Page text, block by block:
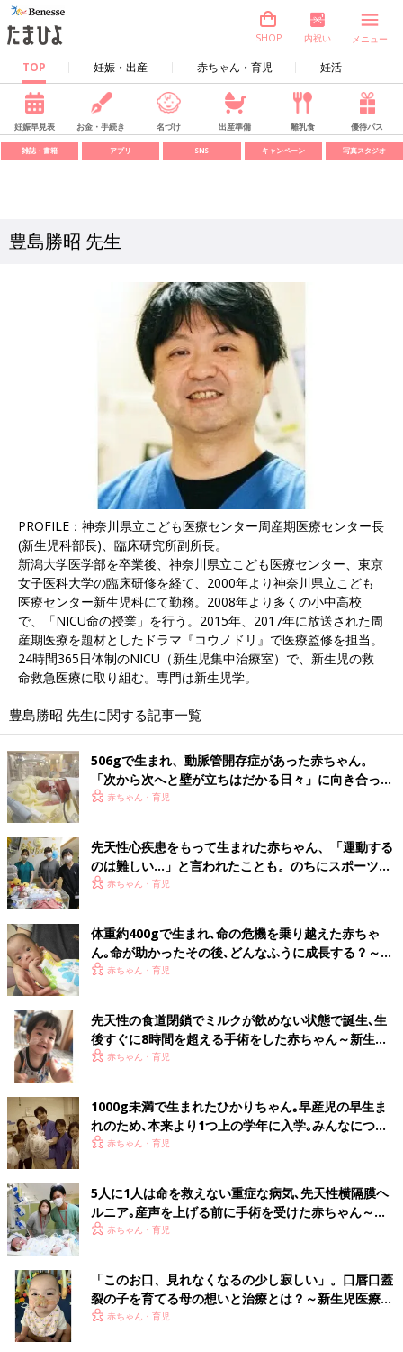
TOP 妊娠・出産 赤ちゃん・育児 妊活
SHOP 内祝い メニュー
妊娠早見表 お金・手続き 名づけ 出産準備 離乳食 優待パス
雑誌・書籍 アプリ SNS キャンペーン 写真スタジオ
豊島勝昭 先生
PROFILE：神奈川県立こども医療センター周産期医療センター長
(新生児科部長)、臨床研究所副所長。
新潟大学医学部を卒業後、神奈川県立こども医療センター、東京
女子医科大学の臨床研修を経て、2000年より神奈川県立こども
医療センター新生児科にて勤務。2008年より多くの小中高校
で、「NICU命の授業」を行う。2015年、2017年に放送された周
産期医療を題材としたドラマ『コウノドリ』で医療監修を担当。
24時間365日体制のNICU（新生児集中治療室）で、新生児の救
命救急医療に取り組む。専門は新生児学。
豊島勝昭 先生に関する記事一覧
506gで生まれ、動脈管開存症があった赤ちゃん。
「次から次へと壁が立ちはだかる日々」に向き合った
両親～新生児医療の現場から～【新生児科医･豊島勝
赤ちゃん・育児
先天性心疾患をもって生まれた赤ちゃん、「運動する
のは難しい…」と言われたことも。のちにスポーツ選
手に～新生児医療の現場から～【新生児科医･豊島勝
赤ちゃん・育児
体重約400gで生まれ､命の危機を乗り越えた赤ちゃ
ん｡命が助かったその後､どんなふうに成長する？～新
生児医療の現場から～【新生児科医・豊島勝昭】
赤ちゃん・育児
先天性の食道閉鎖でミルクが飲めない状態で誕生､生
後すぐに8時間を超える手術をした赤ちゃん～新生児
医療の現場から～【新生児科医･豊島勝昭】
赤ちゃん・育児
1000g未満で生まれたひかりちゃん｡早産児の早生ま
れのため､本来より1つ上の学年に入学｡みんなについ
ていけるのか不安で…～新生児医療の現場から～【新
赤ちゃん・育児
5人に1人は命を救えない重症な病気､先天性横隔膜ヘ
ルニア｡産声を上げる前に手術を受けた赤ちゃん～新
生児医療の現場から～【新生児科医･豊島勝昭】
赤ちゃん・育児
「このお口、見れなくなるの少し寂しい」。口唇口蓋
裂の子を育てる母の想いと治療とは？～新生児医療の
現場から～【新生児科医・豊島勝昭】
赤ちゃん・育児